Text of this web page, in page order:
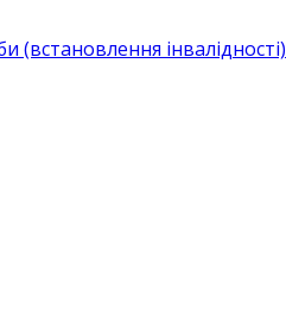
інвалідності)